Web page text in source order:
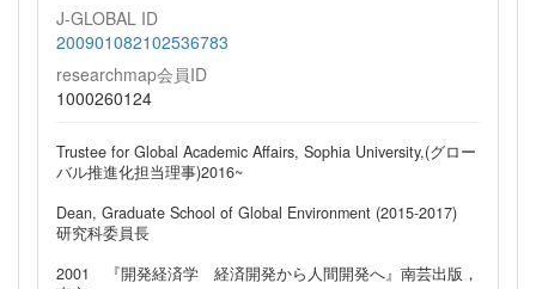
J-GLOBAL ID
200901082102536783
researchmap会員ID
1000260124
Trustee for Global Academic Affairs, Sophia University,(グロー
バル推進化担当理事)2016~
Dean, Graduate School of Global Environment (2015-2017)
研究科委員長
2001 『開発経済学 経済開発から人間開発へ』南芸出版，